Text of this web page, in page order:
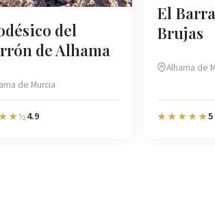
del
de Alhama
de Murcia
4.9
El
Brujas
Alhama de
★★★★★5